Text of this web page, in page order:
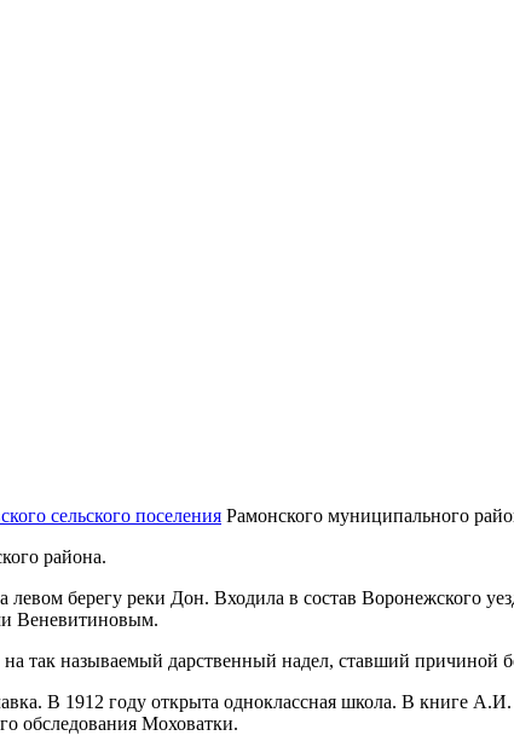
сельского поселения Рамонского муниципального
района.
берегу реки Дон. Входила в состав Воронежского
Веневитиновым.
так называемый дарственный надел, ставший причиной
В 1912 году открыта одноклассная школа. В книге
обследования Моховатки.